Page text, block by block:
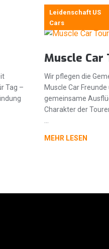
Tag –
Leidenschaft US
Cars
Muscle Car
Wir pflegen die
Muscle Car
gemeinsame
Charakter der
MEHR LESEN